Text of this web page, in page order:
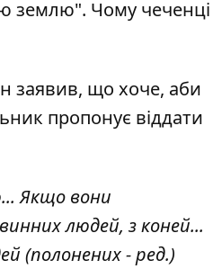
землю". Чому чеченці
заявив, що хоче, аби
пропонує віддати
Якщо вони
людей, з коней...
(полонених - ред.)